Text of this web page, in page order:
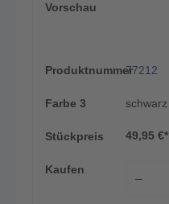
Vorschau
Produktnummer77212
Farbe 3 schwarz
Stückpreis 49,95 €*
Kaufen